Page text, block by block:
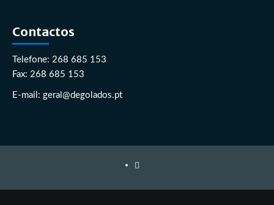
Contactos
Telefone: 268 685 153
Fax: 268 685 153
E-mail: geral@degolados.pt
Facebook